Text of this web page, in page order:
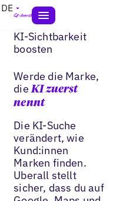
DE
KI-Sichtbarkeit
boosten
Werde die Marke,
dieKI zuerst
nennt
Die KI-Suche
verändert, wie
Kund:innen
Marken finden.
Uberall stellt
sicher, dass du auf